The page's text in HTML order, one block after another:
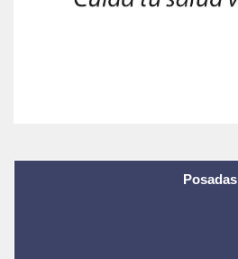
Posadas